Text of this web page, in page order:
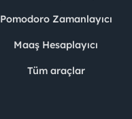
Pomodoro Zamanlayıcı
Maaş Hesaplayıcı
Tüm araçlar